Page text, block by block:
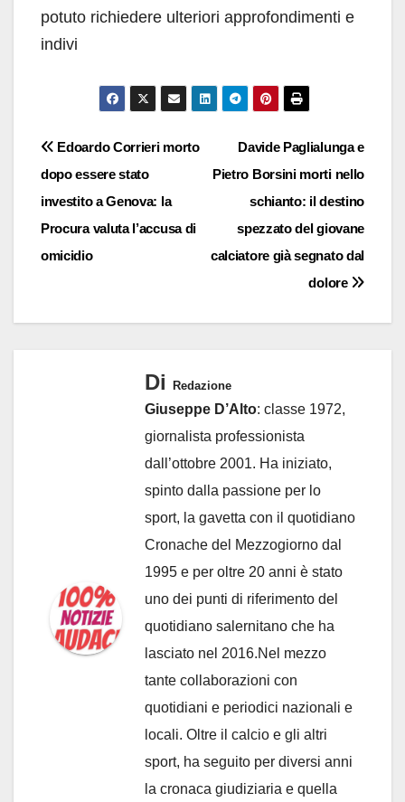
potuto richiedere ulteriori approfondimenti e
indivi
Navigazione
articoli
Davide Paglialunga e
Pietro Borsini morti nello
schianto: il destino
spezzato del giovane
calciatore già segnato dal
dolore
Edoardo Corrieri morto
dopo essere stato
investito a Genova: la
Procura valuta l’accusa di
omicidio
Di Redazione
Giuseppe D’Alto: classe 1972,
giornalista professionista
dall’ottobre 2001. Ha iniziato,
spinto dalla passione per lo
sport, la gavetta con il quotidiano
Cronache del Mezzogiorno dal
1995 e per oltre 20 anni è stato
uno dei punti di riferimento del
quotidiano salernitano che ha
lasciato nel 2016.Nel mezzo
tante collaborazioni con
quotidiani e periodici nazionali e
locali. Oltre il calcio e gli altri
sport, ha seguito per diversi anni
la cronaca giudiziaria e quella